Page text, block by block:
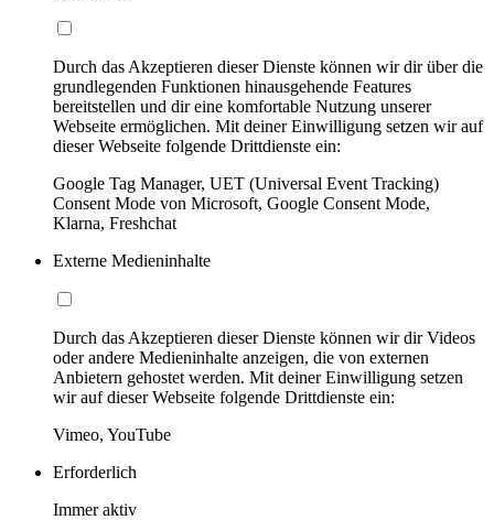
Durch das Akzeptieren dieser Dienste können wir dir über die
grundlegenden Funktionen hinausgehende Features
bereitstellen und dir eine komfortable Nutzung unserer
Webseite ermöglichen. Mit deiner Einwilligung setzen wir auf
dieser Webseite folgende Drittdienste ein:
Google Tag Manager, UET (Universal Event Tracking)
Consent Mode von Microsoft, Google Consent Mode,
Klarna, Freshchat
Externe Medieninhalte
Durch das Akzeptieren dieser Dienste können wir dir Videos
oder andere Medieninhalte anzeigen, die von externen
Anbietern gehostet werden. Mit deiner Einwilligung setzen
wir auf dieser Webseite folgende Drittdienste ein:
Vimeo, YouTube
Erforderlich
Immer aktiv